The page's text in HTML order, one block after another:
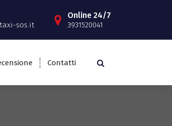
sos.it
Online 24/7
3931520041
Contatti